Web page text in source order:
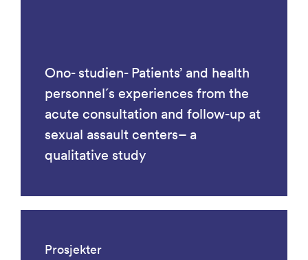
Ono- studien- Patients’ and health
personnel´s experiences from the
acute consultation and follow-up at
sexual assault centers– a
qualitative study
Prosjekter